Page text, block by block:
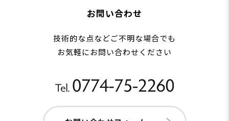
お問い合わせ
技術的な点などご不明な場合でも
お気軽にお問い合わせください